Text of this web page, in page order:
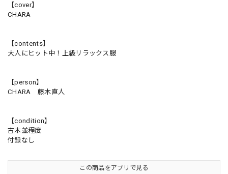
【cover】
CHARA
【contents】
大人にヒット中！上級リラックス服
【person】
CHARA 藤木直人
【condition】
古本並程度
付録なし
この商品をアプリで見る